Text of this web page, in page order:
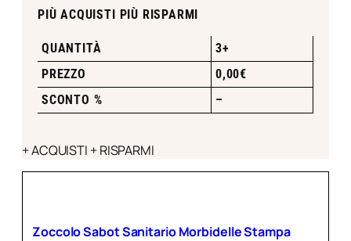
PIÙ ACQUISTI PIÙ RISPARMI
QUANTITÀ
3+
PREZZO
0,00€
SCONTO %
–
+ ACQUISTI + RISPARMI
Zoccolo Sabot Sanitario Morbidelle Stampa